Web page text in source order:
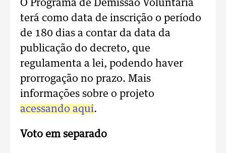
O Programa de Demissão Voluntária
terá como data de inscrição o período
de 180 dias a contar da data da
publicação do decreto, que
regulamenta a lei, podendo haver
prorrogação no prazo. Mais
informações sobre o projeto
acessando aqui.
Voto em separado